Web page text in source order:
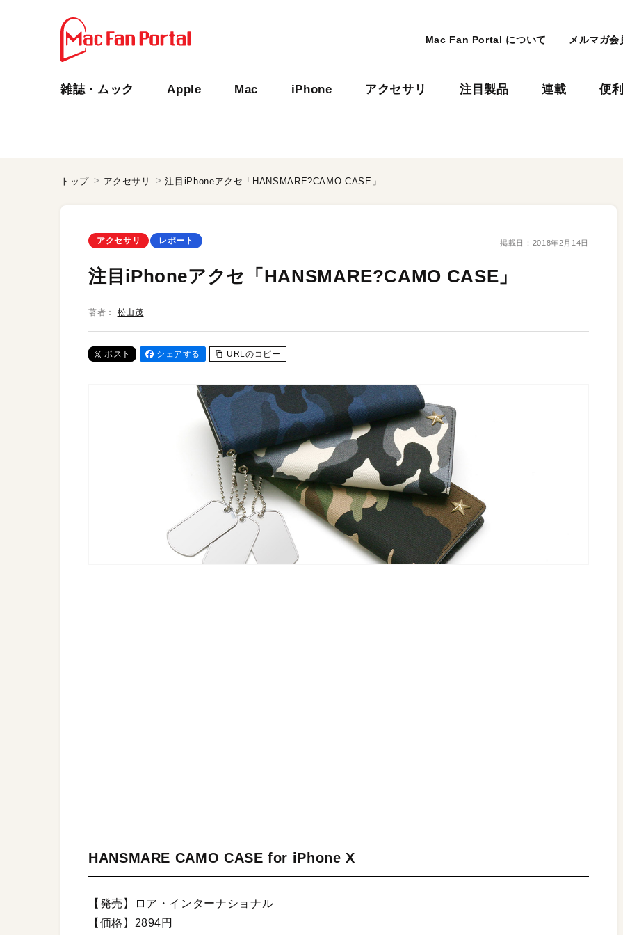
Mac Fan Portal について メルマガ会
雑誌・ムック Apple Mac iPhone アクセサリ 注目製品 連載 便
トップ アクセサリ 注目iPhoneアクセ「HANSMARE?CAMO CASE」
アクセサリ レポート 掲載日： 2018年2月14日
注目iPhoneアクセ「HANSMARE?CAMO CASE」
著者： 松山茂
ポスト シェアする URLのコピー
HANSMARE CAMO CASE for iPhone X
【発売】ロア・インターナショナル
【価格】2894円